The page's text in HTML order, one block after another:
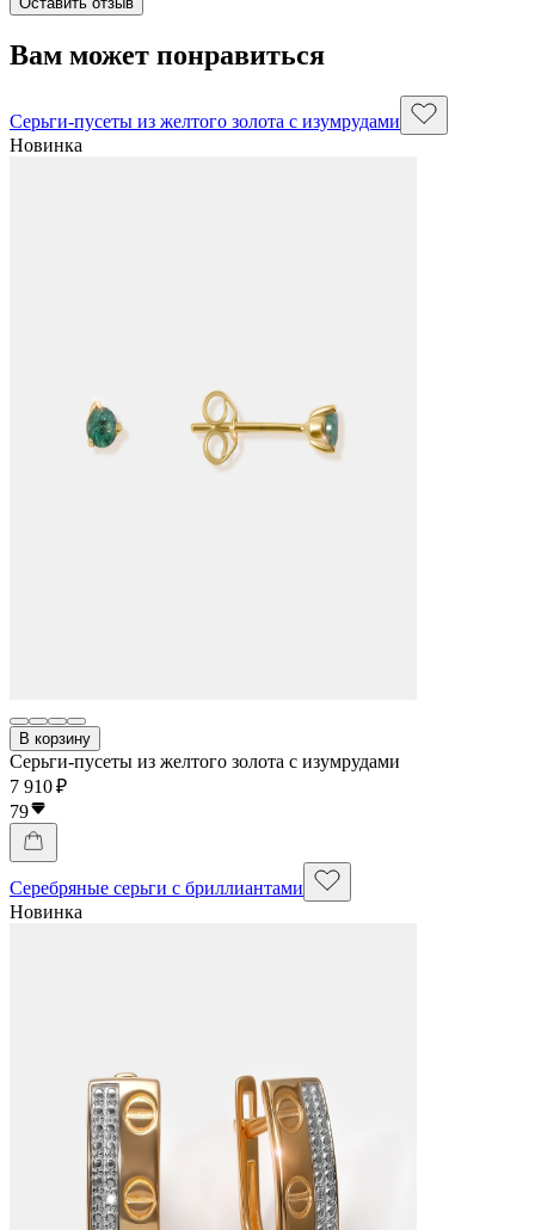
Вам может понравиться
Серьги-пусеты из желтого золота с изумрудами
Новинка
В корзину
Серьги-пусеты из желтого золота с изумрудами
7 910 ₽
79
Серебряные серьги с бриллиантами
Новинка